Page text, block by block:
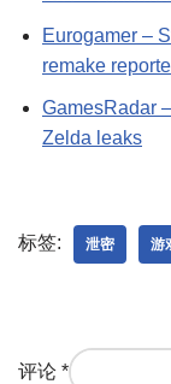
Eurogamer –
remake
GamesRadar
Zelda leaks
标签: 泄密 游
评论 *